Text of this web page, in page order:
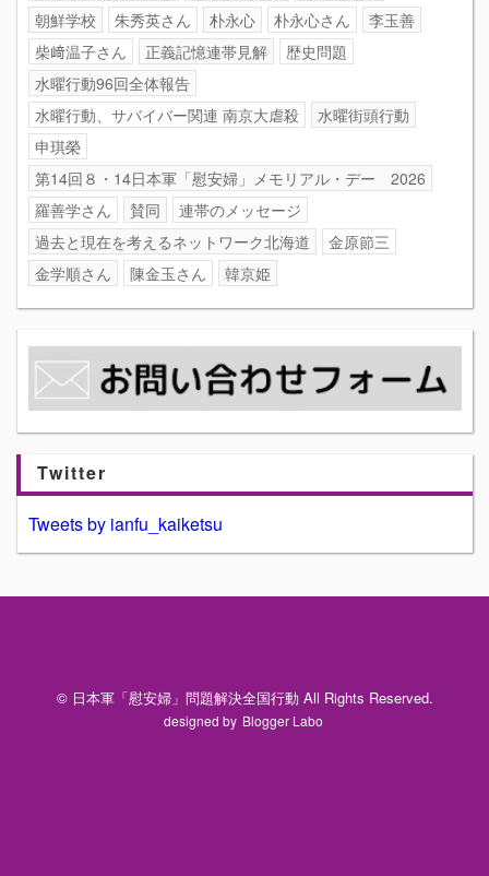
朝鮮学校
朱秀英さん 朴永心 朴永心さん
李玉善
柴﨑温子さん
正義記憶連帯見解
歴史問題
水曜行動96回全体報告
水曜行動、サバイバー関連 南京大虐殺
水曜街頭行動
申琪榮
第14回８・14日本軍「慰安婦」メモリアル・デー 2026
羅善学さん
賛同
連帯のメッセージ
過去と現在を考えるネットワーク北海道
金原節三
金学順さん
陳金玉さん 韓京姫
Twitter
Tweets by ianfu_kaiketsu
© 日本軍「慰安婦」問題解決全国行動 All Rights Reserved.
designed by Blogger Labo